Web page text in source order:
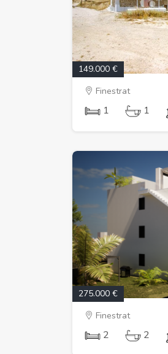
149.000 €
Finestrat
1 1
275.000 €
Finestrat
2 2